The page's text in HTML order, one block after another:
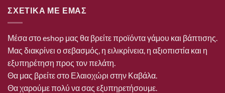
ΣΧΕΤΙΚΑ ΜΕ ΕΜΑΣ
Μέσα στο eshop μας θα βρείτε προϊόντα γάμου και βάπτισης.
Μας διακρίνει ο σεβασμός, η ειλικρίνεια, η αξιοπιστία και η
εξυπηρέτηση προς τον πελάτη.
Θα μας βρείτε στο Ελαιοχώρι στην Καβάλα.
Θα χαρούμε πολύ να σας εξυπηρετήσουμε.